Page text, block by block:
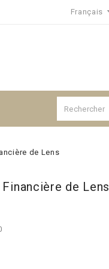
Français
de Lens
de Lens